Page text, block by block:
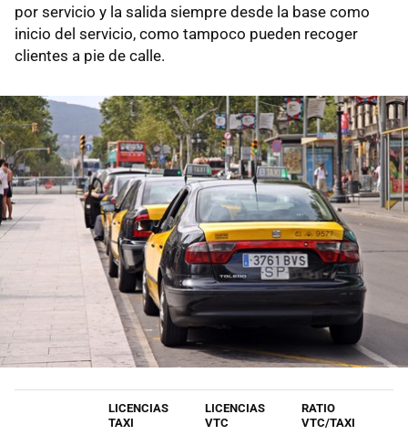
por servicio y la salida siempre desde la base como
inicio del servicio, como tampoco pueden recoger
clientes a pie de calle.
LICENCIAS
TAXI
LICENCIAS
VTC
RATIO
VTC/TAXI